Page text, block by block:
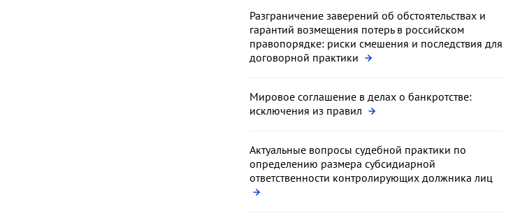
Разграничение заверений об обстоятельствах и
гарантий возмещения потерь в российском
правопорядке: риски смешения и последствия для
договорной практики
Мировое соглашение в делах о банкротстве:
исключения из правил
Актуальные вопросы судебной практики по
определению размера субсидиарной
ответственности контролирующих должника лиц